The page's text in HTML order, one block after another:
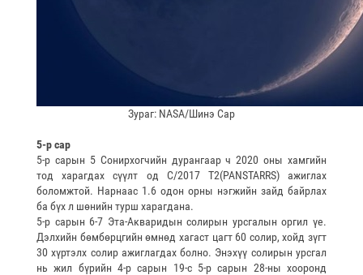
Зураг: NASA/Шинэ Сар
5-р сар
5-р сарын 5 Сонирхогчийн дурангаар ч 2020 оны хамгийн
тод харагдах сүүлт од С/2017 T2(PANSTARRS) ажиглах
боломжтой. Нарнаас 1.6 одон орны нэгжийн зайд байрлах
ба бүх л шөнийн турш харагдана.
5-р сарын 6-7 Эта-Акваридын солирын урсгалын оргил үе.
Дэлхийн бөмбөрцгийн өмнөд хагаст цагт 60 солир, хойд зүгт
30 хүртэлх солир ажиглагдах болно. Энэхүү солирын урсгал
нь жил бүрийн 4-р сарын 19-с 5-р сарын 28-ны хооронд